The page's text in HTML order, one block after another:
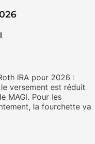
IRA pour 2026 :
versement est réduit
MAGI. Pour les
la fourchette va